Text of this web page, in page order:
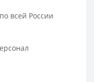
всей России